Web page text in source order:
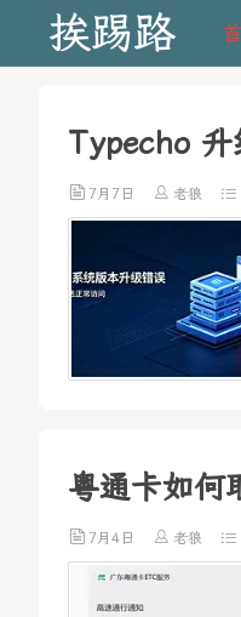
挨踢路
Typecho
7月7日 老狼
粤通卡如何
7月4日 老狼